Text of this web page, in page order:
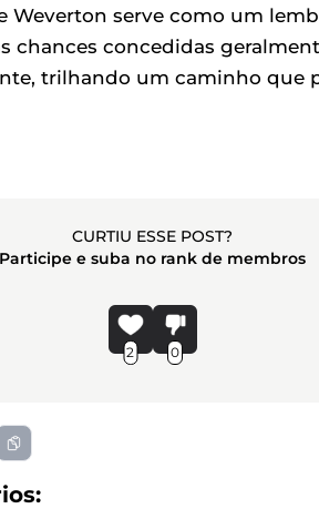
Weverton serve como um
chances concedidas
trilhando um caminho que
CURTIU ESSE POST?
Participe e suba no rank de membros
2 0